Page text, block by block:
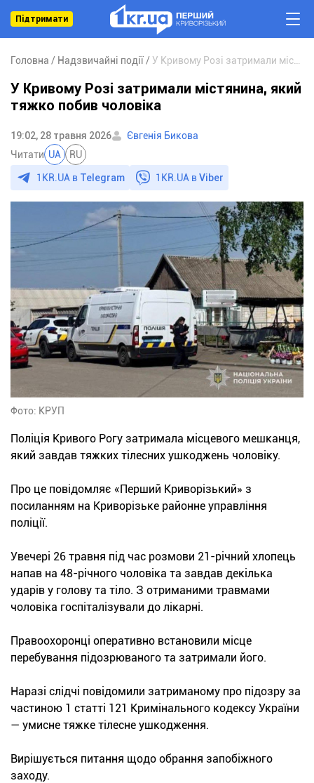
Підтримати
Головна Надзвичайні події
У Кривому Розі затримали містянина, який
тяжко побив чоловіка
19:02, 28 травня 2026
Євгенія Бикова
Читати UA RU
1KR.UA в Telegram 1KR.UA вViber
Фото: КРУП
Поліція Кривого Рогу затримала місцевого мешканця,
який завдав тяжких тілесних ушкоджень чоловіку.
Про це повідомляє «Перший Криворізький» з
посиланням на Криворізьке районне управління
поліції.
Увечері 26 травня під час розмови 21-річний хлопець
напав на 48-річного чоловіка та завдав декілька
ударів у голову та тіло. З отриманими травмами
чоловіка госпіталізували до лікарні.
Правоохоронці оперативно встановили місце
перебування підозрюваного та затримали його.
Наразі слідчі повідомили затриманому про підозру за
частиною 1 статті 121 Кримінального кодексу України
— умисне тяжке тілесне ушкодження.
Вирішується питання щодо обрання запобіжного
заходу.